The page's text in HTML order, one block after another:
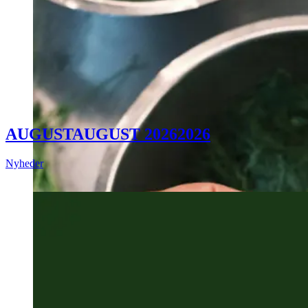
AUGUSTAUGUST 20262026
Nyheder